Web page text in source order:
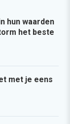
hun waarden
het beste
met je eens